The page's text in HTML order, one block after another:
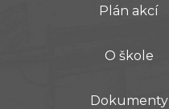
Plán akcí
O škole
Dokumenty